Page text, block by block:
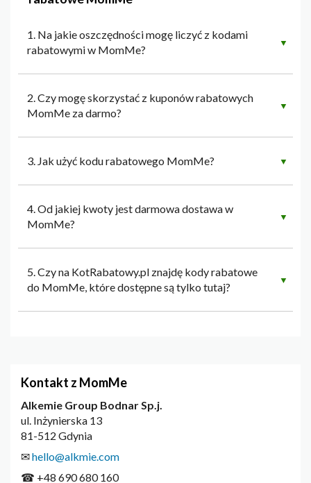
1. Na jakie oszczędności mogę liczyć z kodami
rabatowymi w MomMe?
▼
2. Czy mogę skorzystać z kuponów rabatowych
MomMe za darmo?
▼
3. Jak użyć kodu rabatowego MomMe? ▼
4. Od jakiej kwoty jest darmowa dostawa w
MomMe?
▼
5. Czy na KotRabatowy.pl znajdę kody rabatowe
do MomMe, które dostępne są tylko tutaj?
▼
Kontakt z MomMe
Alkemie Group Bodnar Sp.j.
ul. Inżynierska 13
81-512 Gdynia
✉hello@alkmie.com
☎ +48 690 680 160